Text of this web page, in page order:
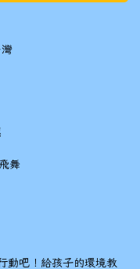
舞
動吧！給孩子的環境教